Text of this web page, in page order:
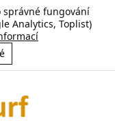
správné fungování
Analytics, Toplist)